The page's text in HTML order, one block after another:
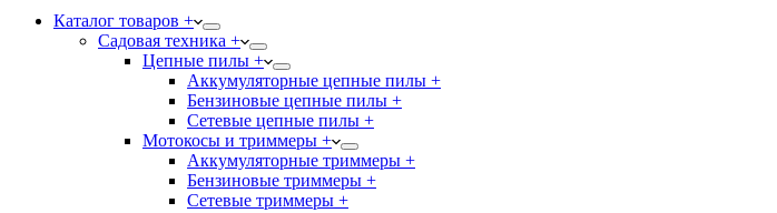
Каталог товаров +
Садовая техника +
Цепные пилы +
Аккумуляторные цепные пилы +
Бензиновые цепные пилы +
Сетевые цепные пилы +
Мотокосы и триммеры +
Аккумуляторные триммеры +
Бензиновые триммеры +
Сетевые триммеры +